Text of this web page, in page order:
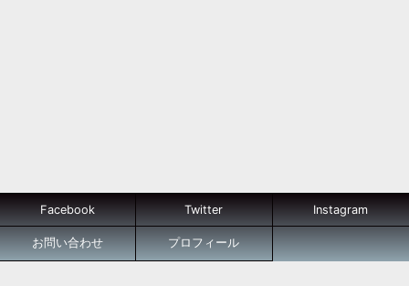
Facebook Twitter Instagram
お問い合わせ プロフィール